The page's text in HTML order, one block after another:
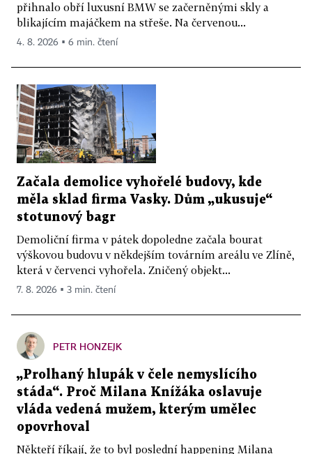
přihnalo obří luxusní BMW se začerněnými skly a
blikajícím majáčkem na střeše. Na červenou...
4. 8. 2026 ▪ 6 min. čtení
Začala demolice vyhořelé budovy, kde
měla sklad firma Vasky. Dům „ukusuje“
stotunový bagr
Demoliční firma v pátek dopoledne začala bourat
výškovou budovu v někdejším továrním areálu ve Zlíně,
která v červenci vyhořela. Zničený objekt...
7. 8. 2026 ▪ 3 min. čtení
PETR HONZEJK
„Prolhaný hlupák v čele nemyslícího
stáda“. Proč Milana Knížáka oslavuje
vláda vedená mužem, kterým umělec
opovrhoval
Někteří říkají, že to byl poslední happening Milana